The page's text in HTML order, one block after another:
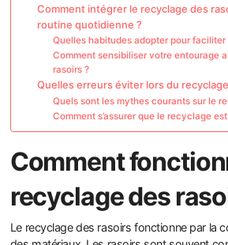
Comment intégrer le recyclage des
routine quotidienne ?
Quelles habitudes adopter pour
Comment sensibiliser votre entourage
rasoirs ?
Quelles erreurs éviter lors du
Quels sont les mythes courants sur le
Comment s’assurer que le recyclage
Comment
recyclage des
Le recyclage des rasoirs fonctionne par la